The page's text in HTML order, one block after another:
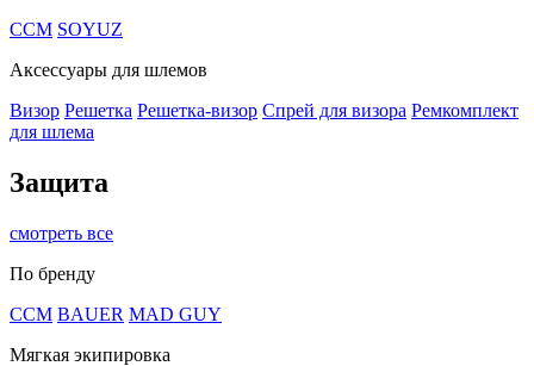
CCM SOYUZ
Аксессуары для шлемов
Визор Решетка Решетка-визор Спрей для визора Ремкомплект
для шлема
Защита
смотреть все
По бренду
CCM BAUER MAD GUY
Мягкая экипировка